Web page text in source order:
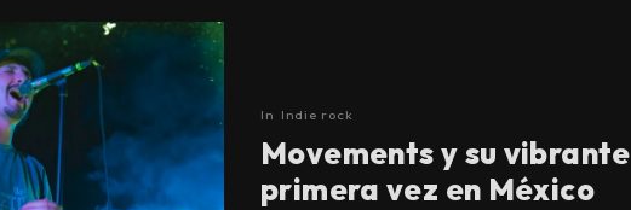
In Indie rock
Movements y su vibrante
primera vez en México